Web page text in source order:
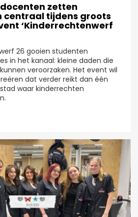
zetten
centraal tijdens groots
‘Kinderrechtenwerf
26 gooien studenten
in het kanaal: kleine daden die
veroorzaken. Het event wil
dat verder reikt dan één
waar kinderrechten